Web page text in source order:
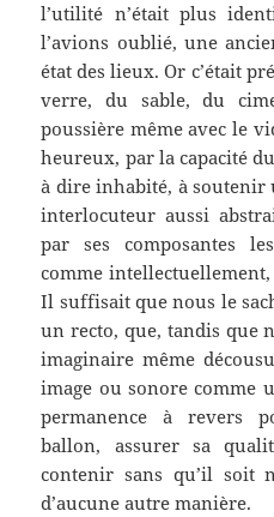
l’utilité n’était plus
l’avions oublié, une
état des lieux. Or c’était
verre, du sable, du
poussière même avec le
heureux, par la capacité
à dire inhabité, à soutenir
interlocuteur aussi
par ses composantes
comme
Il suffisait que nous le
un recto, que, tandis que
imaginaire même
image ou sonore
permanence à revers
ballon, assurer sa
contenir sans qu’il soit
d’aucune autre manière.